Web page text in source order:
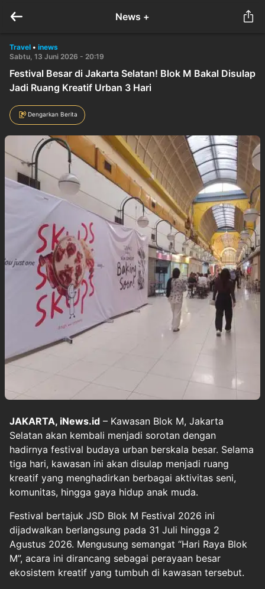
News +
Travel • inews
Sabtu, 13 Juni 2026 - 20:19
Festival Besar di Jakarta Selatan! Blok M Bakal Disulap
Jadi Ruang Kreatif Urban 3 Hari
Dengarkan Berita
JAKARTA, iNews.id – Kawasan Blok M, Jakarta
Selatan akan kembali menjadi sorotan dengan
hadirnya festival budaya urban berskala besar. Selama
tiga hari, kawasan ini akan disulap menjadi ruang
kreatif yang menghadirkan berbagai aktivitas seni,
komunitas, hingga gaya hidup anak muda.
Festival bertajuk JSD Blok M Festival 2026 ini
dijadwalkan berlangsung pada 31 Juli hingga 2
Agustus 2026. Mengusung semangat “Hari Raya Blok
M”, acara ini dirancang sebagai perayaan besar
ekosistem kreatif yang tumbuh di kawasan tersebut.